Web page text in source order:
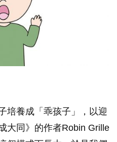
培養成「乖孩子」，以迎
大同》的作者Robin Grille